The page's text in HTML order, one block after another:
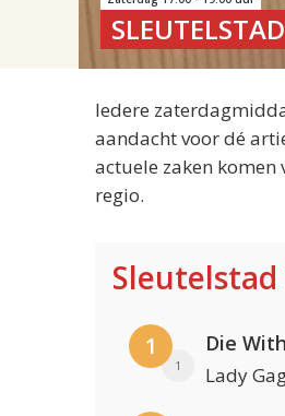
Iedere
aandacht voor dé
actuele zaken
regio.
Sleutelstad
1
1
Die
Lady